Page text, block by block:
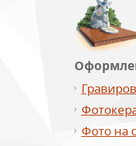
Фото на